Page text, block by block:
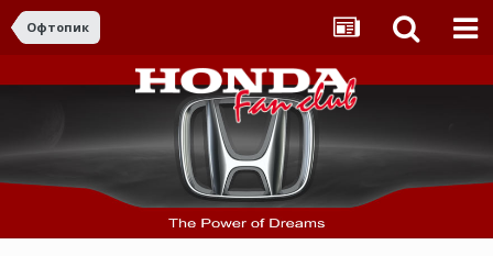
Офтопик